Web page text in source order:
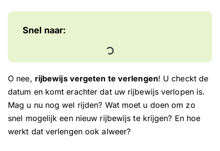
Snel naar:
O nee, rijbewijs vergeten te verlengen! U checkt de
datum en komt erachter dat uw rijbewijs verlopen is.
Mag u nu nog wel rijden? Wat moet u doen om zo
snel mogelijk een nieuw rijbewijs te krijgen? En hoe
werkt dat verlengen ook alweer?